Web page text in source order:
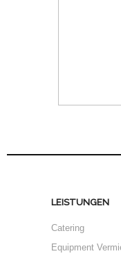
LEISTUNGEN
Catering
Equipment